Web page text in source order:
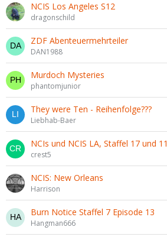
NCIS Los Angeles S12
dragonschild
ZDF Abenteuermehrteiler
DAN1988
Murdoch Mysteries
phantomjunior
They were Ten - Reihenfolge???
Liebhab-Baer
NCIs und NCIS LA, Staffel 17 und 11
crest5
NCIS: New Orleans
Harrison
Burn Notice Staffel 7 Episode 13
Hangman666